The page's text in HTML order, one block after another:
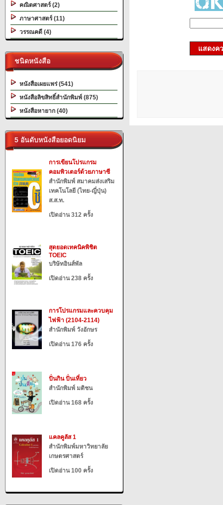
คณิตศาสตร์ (2)
ภาษาศาสตร์ (11)
วรรณคดี (4)
ชนิดหนังสือ
หนังสือเผยแพร่ (541)
หนังสือลิขสิทธิ์สำนักพิมพ์ (875)
หนังสือหายาก (40)
5 อันดับหนังสือยอดนิยม
การเขียนโปรแกรม
คอมพิวเตอร์ด้วยภาษาซี
สำนักพิมพ์ สมาคมส่งเสริม
เทคโนโลยี (ไทย-ญี่ปุ่น)
ส.ส.ท.
เปิดอ่าน 312 ครั้ง
สุดยอดเทคนิคพิชิต
TOEIC
บริษัทอินส์พัล
เปิดอ่าน 238 ครั้ง
การโปรแกรมและควบคุม
ไฟฟ้า (2104-2114)
สำนักพิมพ์ วังอักษร
เปิดอ่าน 176 ครั้ง
ปั่นกิน ปั่นเที่ยว
สำนักพิมพ์ มติชน
เปิดอ่าน 168 ครั้ง
แคลคูลัส 1
สำนักพิมพ์มหาวิทยาลัย
เกษตรศาสตร์
เปิดอ่าน 100 ครั้ง
แสดงค